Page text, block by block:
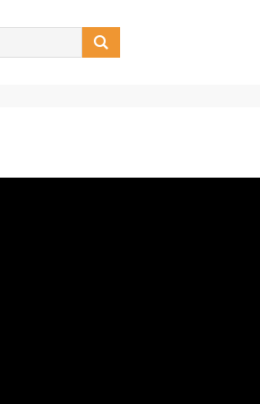
